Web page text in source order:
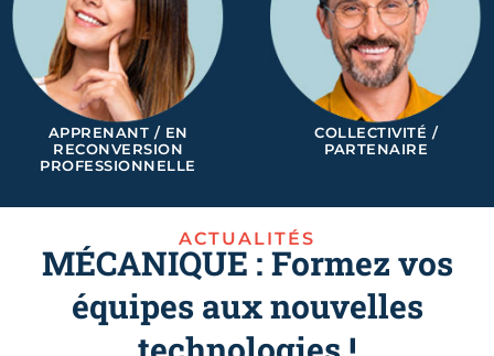
APPRENANT / EN
RECONVERSION
PROFESSIONNELLE
COLLECTIVITÉ /
PARTENAIRE
ACTUALITÉS
MÉCANIQUE : Formez vos
équipes aux nouvelles